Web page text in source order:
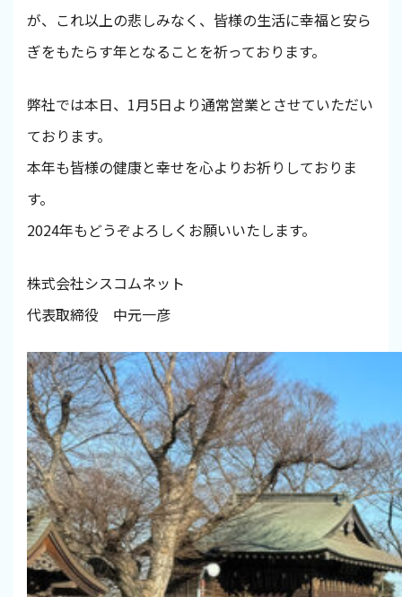
が、これ以上の悲しみなく、皆様の生活に幸福と安ら
ぎをもたらす年となることを祈っております。
弊社では本日、1月5日より通常営業とさせていただい
ております。
本年も皆様の健康と幸せを心よりお祈りしておりま
す。
2024年もどうぞよろしくお願いいたします。
株式会社シスコムネット
代表取締役 中元一彦